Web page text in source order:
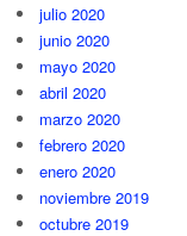
julio 2020
junio 2020
mayo 2020
abril 2020
marzo 2020
febrero 2020
enero 2020
noviembre 2019
octubre 2019